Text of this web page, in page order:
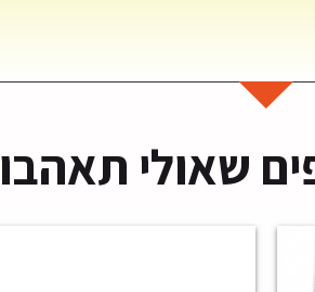
שאולי תאהבו